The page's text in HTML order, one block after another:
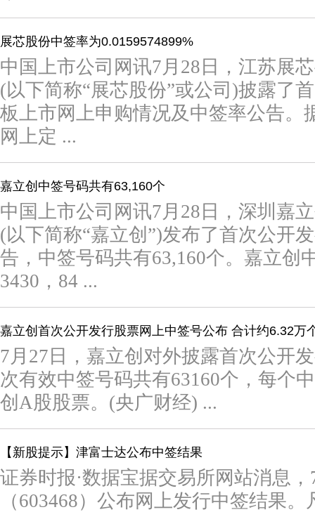
展芯股份中签率为0.0159574899%
中国上市公司网讯7月28日，江苏展
(以下简称“展芯股份”或公司)披露了
板上市网上申购情况及中签率公告。
网上定 ...
嘉立创中签号码共有63,160个
中国上市公司网讯7月28日，深圳嘉
(以下简称“嘉立创”)发布了首次公开
告，中签号码共有63,160个。嘉立创
3430，84 ...
嘉立创首次公开发行股票网上中签号公布 合计约6.32万
7月27日，嘉立创对外披露首次公开
次有效中签号码共有63160个，每个
创A股股票。(央广财经) ...
【新股提示】津富士达公布中签结果
证券时报·数据宝据交易所网站消息
（603468）公布网上发行中签结果